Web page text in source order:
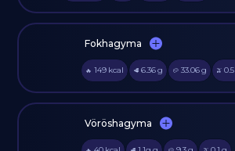
Fokhagyma
🔥 149 kcal 🥩 6.36g 🥔 33.06g 🫒 0.5
Vöröshagyma